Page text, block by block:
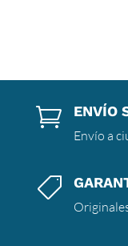
 ENVÍO
Envío a
